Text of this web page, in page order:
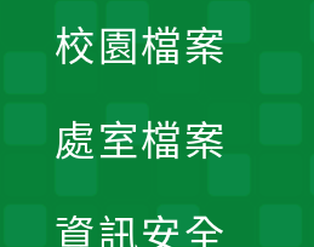
校園檔案
處室檔案
資訊安全